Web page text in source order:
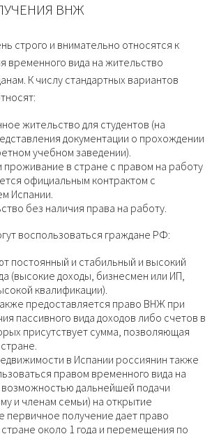
ВНЖ
строго и внимательно относятся к
временного вида на жительство
К числу стандартных вариантов
жительство для студентов (на
документации о прохождении
учебном заведении).
в стране с правом на работу
официальным контрактом с
Испании.
без наличия права на работу.
воспользоваться граждане РФ:
постоянный и стабильный и высокий
(высокие доходы, бизнесмен или ИП,
квалификации).
предоставляется право ВНЖ при
пассивного вида доходов либо счетов в
присутствует сумма, позволяющая
в Испании россиянин также
правом временного вида на
дальнейшей подачи
и членам семьи) на открытие
первичное получение дает право
около 1 года и перемещения по